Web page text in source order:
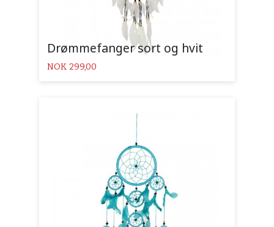
Drømmefanger sort og hvit
Pris
NOK 299,00